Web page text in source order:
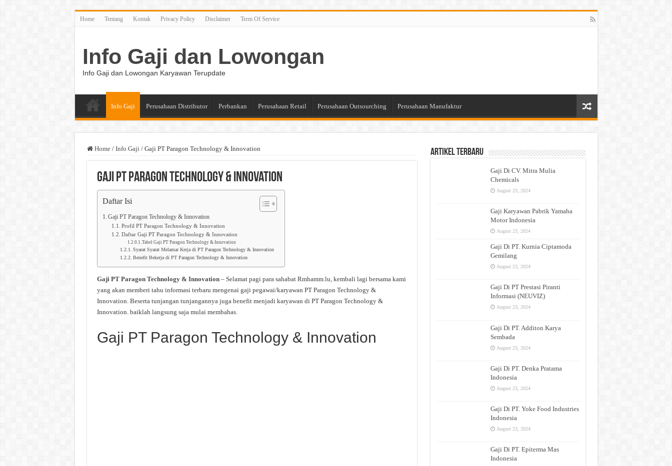
Home Tentang Kontak Privacy Policy Disclaimer Term Of Service
Info Gaji dan Lowongan
Info Gaji dan Lowongan Karyawan Terupdate
Info Gaji Perusahaan Distributor Perbankan Perusahaan Retail Perusahaan Outsourching Perusahaan Manufaktur
Home / Info Gaji / Gaji PT Paragon Technology & Innovation
Gaji PT Paragon Technology & Innovation
Daftar Isi
Gaji PT Paragon Technology & Innovation
Profil PT Paragon Technology & Innovation
Daftar Gaji PT Paragon Technology & Innovation
Tabel Gaji PT Paragon Technology & Innovation
Syarat Syarat Melamar Kerja di PT Paragon Technology & Innovation
Benefit Bekerja di PT Paragon Technology & Innovation
Gaji PT Paragon Technology & Innovation – Selamat pagi para sahabat Rmhamm.lu, kembali lagi bersama kami
yang akan memberi tahu informasi terbaru mengenai gaji pegawai/karyawan PT Paragon Technology &
Innovation. Beserta tunjangan tunjangannya juga benefit menjadi karyawan di PT Paragon Technology &
Innovation. baiklah langsung saja mulai membahas.
Gaji PT Paragon Technology & Innovation
Artikel Terbaru
Gaji Di CV. Mitra Mulia
Chemicals
August 23, 2024
Gaji Karyawan Pabrik Yamaha
Motor Indonesia
August 23, 2024
Gaji Di PT. Kurnia Ciptamoda
Gemilang
August 23, 2024
Gaji Di PT Prestasi Piranti
Informasi (NEUVIZ)
August 23, 2024
Gaji Di PT. Additon Karya
Sembada
August 23, 2024
Gaji Di PT. Denka Pratama
Indonesia
August 23, 2024
Gaji Di PT. Yoke Food Industries
Indonesia
August 23, 2024
Gaji Di PT. Epiterma Mas
Indonesia